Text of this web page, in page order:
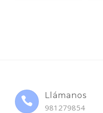
Llámanos
981279854